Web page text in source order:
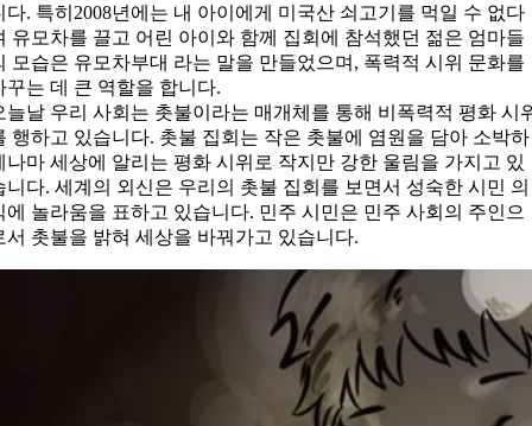
다. 특히2008년에는 내 아이에게 미국산 쇠고기를 먹일 수 없다
유모차를 끌고 어린 아이와 함께 집회에 참석했던 젊은 엄마들
모습은 유모차부대 라는 말을 만들었으며, 폭력적 시위 문화를
꾸는 데 큰 역할을 합니다.
늘날 우리 사회는 촛불이라는 매개체를 통해 비폭력적 평화 시
행하고 있습니다. 촛불 집회는 작은 촛불에 염원을 담아 소박하
나마 세상에 알리는 평화 시위로 작지만 강한 울림을 가지고 있
니다. 세계의 외신은 우리의 촛불 집회를 보면서 성숙한 시민 의
에 놀라움을 표하고 있습니다. 민주 시민은 민주 사회의 주인으
서 촛불을 밝혀 세상을 바꿔가고 있습니다.